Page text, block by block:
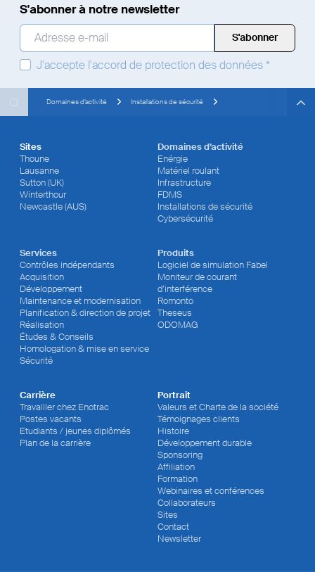
S'abonner à notre newsletter
Adresse e-mail
J'accepte l'accord de protection des données*
Search
Domaines d’activité Installations de sécurité
Sites
Thoune
Lausanne
Sutton (UK)
Winterthour
Newcastle (AUS)
Domaines d’activité
Enérgie
Matériel roulant
Infrastructure
FDMS
Installations de sécurité
Cybersécurité
Services
Contrôles indépendants
Acquisition
Développement
Maintenance et modernisation
Planification & direction de projet
Réalisation
Études & Conseils
Homologation & mise en service
Sécurité
Produits
Logiciel de simulation Fabel
Moniteur de courant
d’interférence
Romonto
Theseus
ODOMAG
Carrière
Travailler chez Enotrac
Postes vacants
Etudiants / jeunes diplômés
Plan de la carrière
Portrait
Valeurs et Charte de la société
Témoignages clients
Histoire
Développement durable
Sponsoring
Affiliation
Formation
Webinaires et conférences
Collaborateurs
Sites
Contact
Newsletter